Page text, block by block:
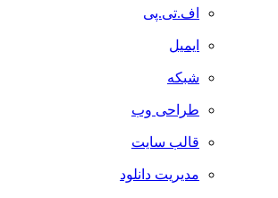
اف.تی.پی
ایمیل
شبکه
طراحی وب
قالب سایت
مدیریت دانلود